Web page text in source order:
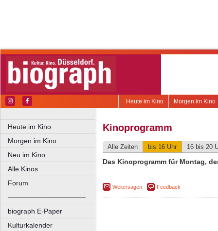
Morgen im Kino
Heute im Kino
Heute im Kino
Morgen im Kino
Neu im Kino
Alle Kinos
Forum
––––––––––––––––––––
biograph E-Paper
Kulturkalender
Kinoprogramm
Alle Zeiten bis 16 Uhr 16 bis 20
Das Kinoprogramm für Montag,
Weitersagen Feedback